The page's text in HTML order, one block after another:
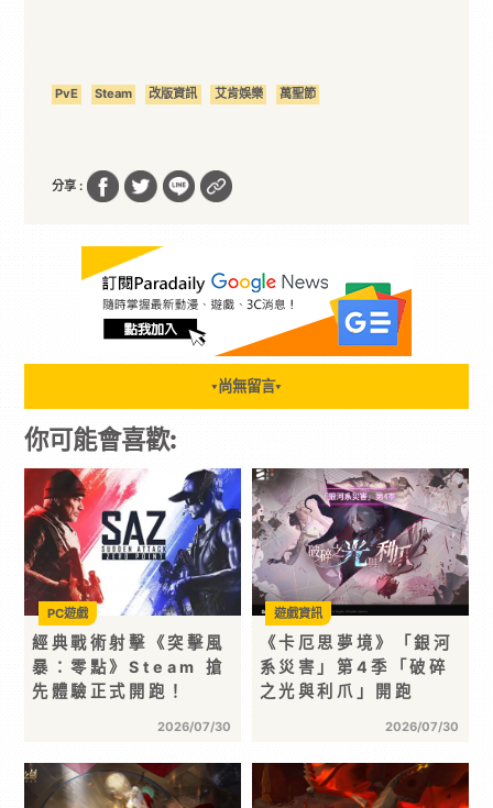
PvE Steam 改版資訊 艾肯娛樂 萬聖節
分享 :
▼ 尚無留言▼
你可能會喜歡:
經典戰術射擊《突擊風
暴：零點》Steam 搶
先體驗正式開跑！
2026/07/30
PC遊戲
《卡厄思夢境》「銀河
系災害」第4季「破碎
之光與利爪」開跑
2026/07/30
遊戲資訊